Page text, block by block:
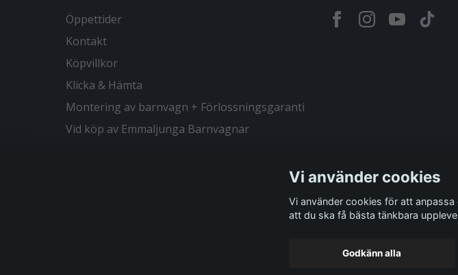
Öppettider
Kontakt
Köpvillkor
Klicka & Hämta
Montering av barnvagn + Förlossningsgaranti
Vid köp av Emmaljunga Barnvagnar
© 2026
Vi använder cookies
Vi använder cookies för att
att du ska få bästa tänkbara
Godkänn alla